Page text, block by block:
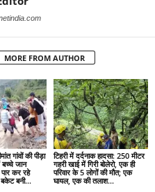
MORE FROM AUTHOR
गांवों की पीड़ा
बच्चे जान
कर रहे
बनी...
टिहरी में दर्दनाक हादसा: 250 मीटर
गहरी खाई में गिरी बोलेरो, एक ही
परिवार के 5 लोगों की मौत; एक
घायल, एक की तलाश...